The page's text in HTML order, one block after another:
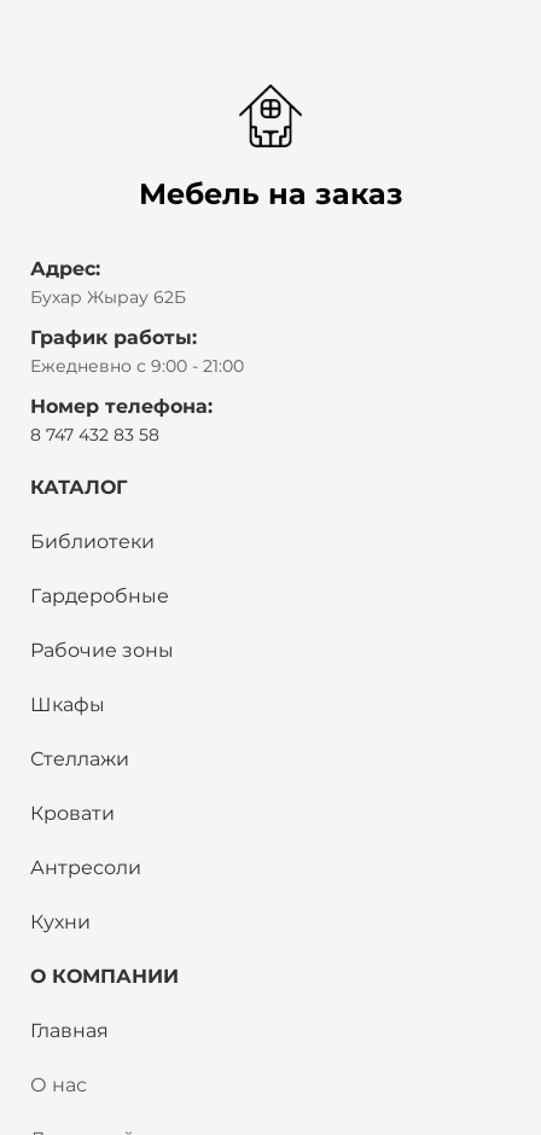
Мебель на заказ
Адрес:
Бухар Жырау 62Б
График работы:
Ежедневно с 9:00 - 21:00
Номер телефона:
8 747 432 83 58
КАТАЛОГ
Библиотеки
Гардеробные
Рабочие зоны
Шкафы
Стеллажи
Кровати
Антресоли
Кухни
О КОМПАНИИ
Главная
О нас